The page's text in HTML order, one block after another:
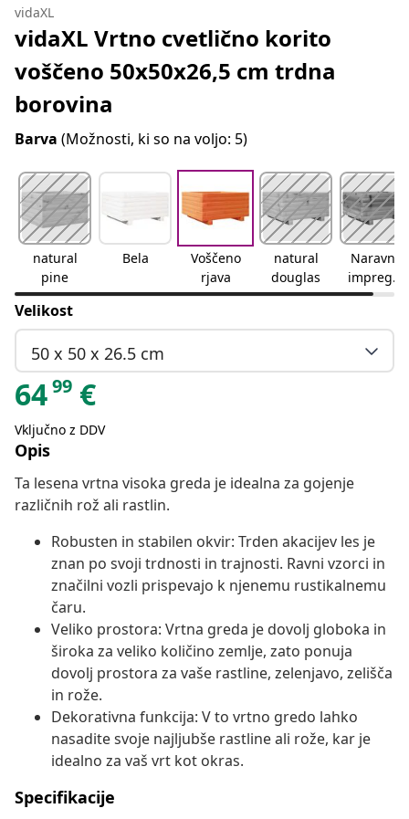
vidaXL
vidaXL Vrtno cvetlično korito
voščeno 50x50x26,5 cm trdna
borovina
Barva (Možnosti, ki so na voljo: 5)
natural
pine
Bela
Voščeno
rjava
natural
douglas
Naravno
impregni
rano
Velikost
50 x 50 x 26.5 cm
6499 €
Vključno z DDV
Opis
Ta lesena vrtna visoka greda je idealna za gojenje
različnih rož ali rastlin.
Robusten in stabilen okvir: Trden akacijev les je
znan po svoji trdnosti in trajnosti. Ravni vzorci in
značilni vozli prispevajo k njenemu rustikalnemu
čaru.
Veliko prostora: Vrtna greda je dovolj globoka in
široka za veliko količino zemlje, zato ponuja
dovolj prostora za vaše rastline, zelenjavo, zelišča
in rože.
Dekorativna funkcija: V to vrtno gredo lahko
nasadite svoje najljubše rastline ali rože, kar je
idealno za vaš vrt kot okras.
Specifikacije